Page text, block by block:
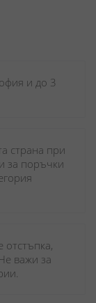
и до 3
страна при
за поръчки
отстъпка,
важи за